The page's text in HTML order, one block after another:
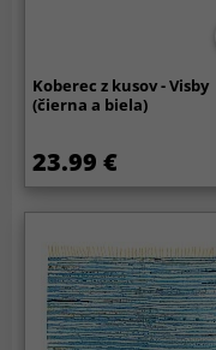
Koberec z kusov - Visby
(čierna a biela)
23.99 €